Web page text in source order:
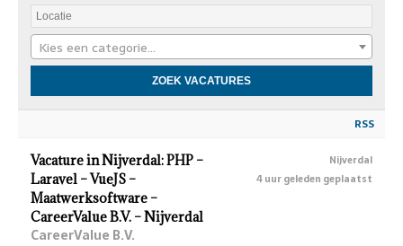
Kies een categorie…
RSS
Vacature in Nijverdal: PHP –
Laravel – VueJS –
Maatwerksoftware –
CareerValue B.V. – Nijverdal
CareerValue B.V.
Nijverdal
4 uur geleden geplaatst